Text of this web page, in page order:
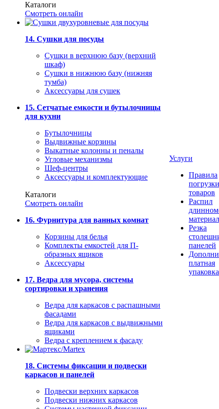
Каталоги
Смотреть онлайн
14. Сушки для посуды
Сушки в верхнюю базу (верхний
шкаф)
Сушки в нижнюю базу (нижняя
тумба)
Аксессуары для сушек
15. Сетчатые емкости и бутылочницы
для кухни
Бутылочницы
Выдвижные корзины
Выкатные колонны и пеналы
Угловые механизмы
Шеф-центры
Аксессуары и комплектующие
Каталоги
Смотреть онлайн
16. Фурнитура для ванных комнат
Корзины для белья
Комплекты емкостей для П-
образных ящиков
Аксессуары
17. Ведра для мусора, системы
сортировки и хранения
Ведра для каркасов с распашными
фасадами
Ведра для каркасов с выдвижными
ящиками
Ведра с креплением к фасаду
18. Системы фиксации и подвески
каркасов и панелей
Подвески верхних каркасов
Подвески нижних каркасов
Услуги
Правила
погрузки
товаров
Распил
Резка
панелей
платная
упаковка